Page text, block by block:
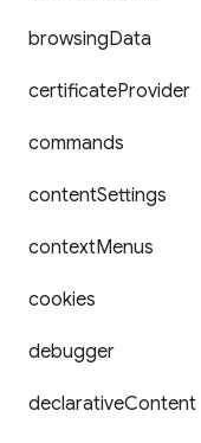
browsingData
certificateProvider
commands
contentSettings
contextMenus
cookies
debugger
declarativeContent